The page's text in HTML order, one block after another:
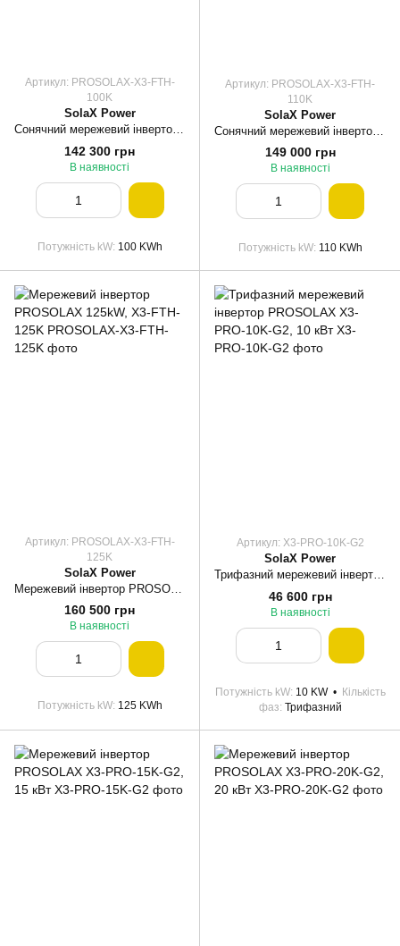
Артикул: PROSOLAX-X3-FTH-
100K
SolaX Power
Сонячний мережевий інвертор Solax PROSOLAX X3-FTH-100K
142 300 грн
В наявності
Потужність kW 100 KWh
Артикул: PROSOLAX-X3-FTH-
110K
SolaX Power
149 000 грн
В наявності
Потужність kW 110 KWh
Артикул: PROSOLAX-X3-FTH-
125K
SolaX Power
160 500 грн
В наявності
Потужність kW 125 KWh
Артикул: X3-PRO-10K-G2
SolaX Power
Трифазний мережевий інвертор PROSOLAX X3-PRO-10K-G2, 10 кВт
46 600 грн
В наявності
Потужність kW 10 KW
Кількість
фаз Трифазний